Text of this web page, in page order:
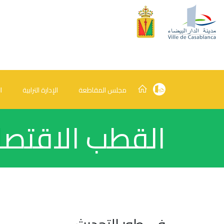
مجلس المقاطعة الإدارة الترابية
القطب